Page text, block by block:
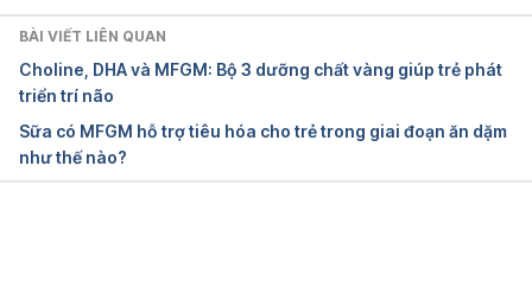
BÀI VIẾT LIÊN QUAN
Choline, DHA và MFGM: Bộ 3 dưỡng chất vàng giúp trẻ phát
triển trí não
Sữa có MFGM hỗ trợ tiêu hóa cho trẻ trong giai đoạn ăn dặm
như thế nào?